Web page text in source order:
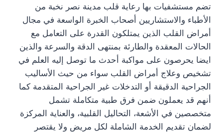
تضم مستشفيات بها رعاية قلب مدينة نصر نخبة من
الأطباء والاستشاريين أصحاب الخبرة الواسعة في مجال
أمراض القلب الذين يمتلكون القدرة على التعامل مع
الحالات المعقدة والطارئة بمنتهى الدقة والسرعة والذين
ايضا يحرصون على مواكبة أحدث ما توصل إليه العلم في
تشخيص وعلاج أمراض القلب سواء من حيث الأساليب
الجراحية الدقيقة أو التدخلات غير الجراحية المتقدمة كما
أنهم قد يعملون ضمن فرق طبية متكاملة تشمل
متخصصين في الأشعة، التحاليل القلبية، والعناية المركزة
لضمان تقديم الخدمة الشاملة لكل مريض ولا يقتصر